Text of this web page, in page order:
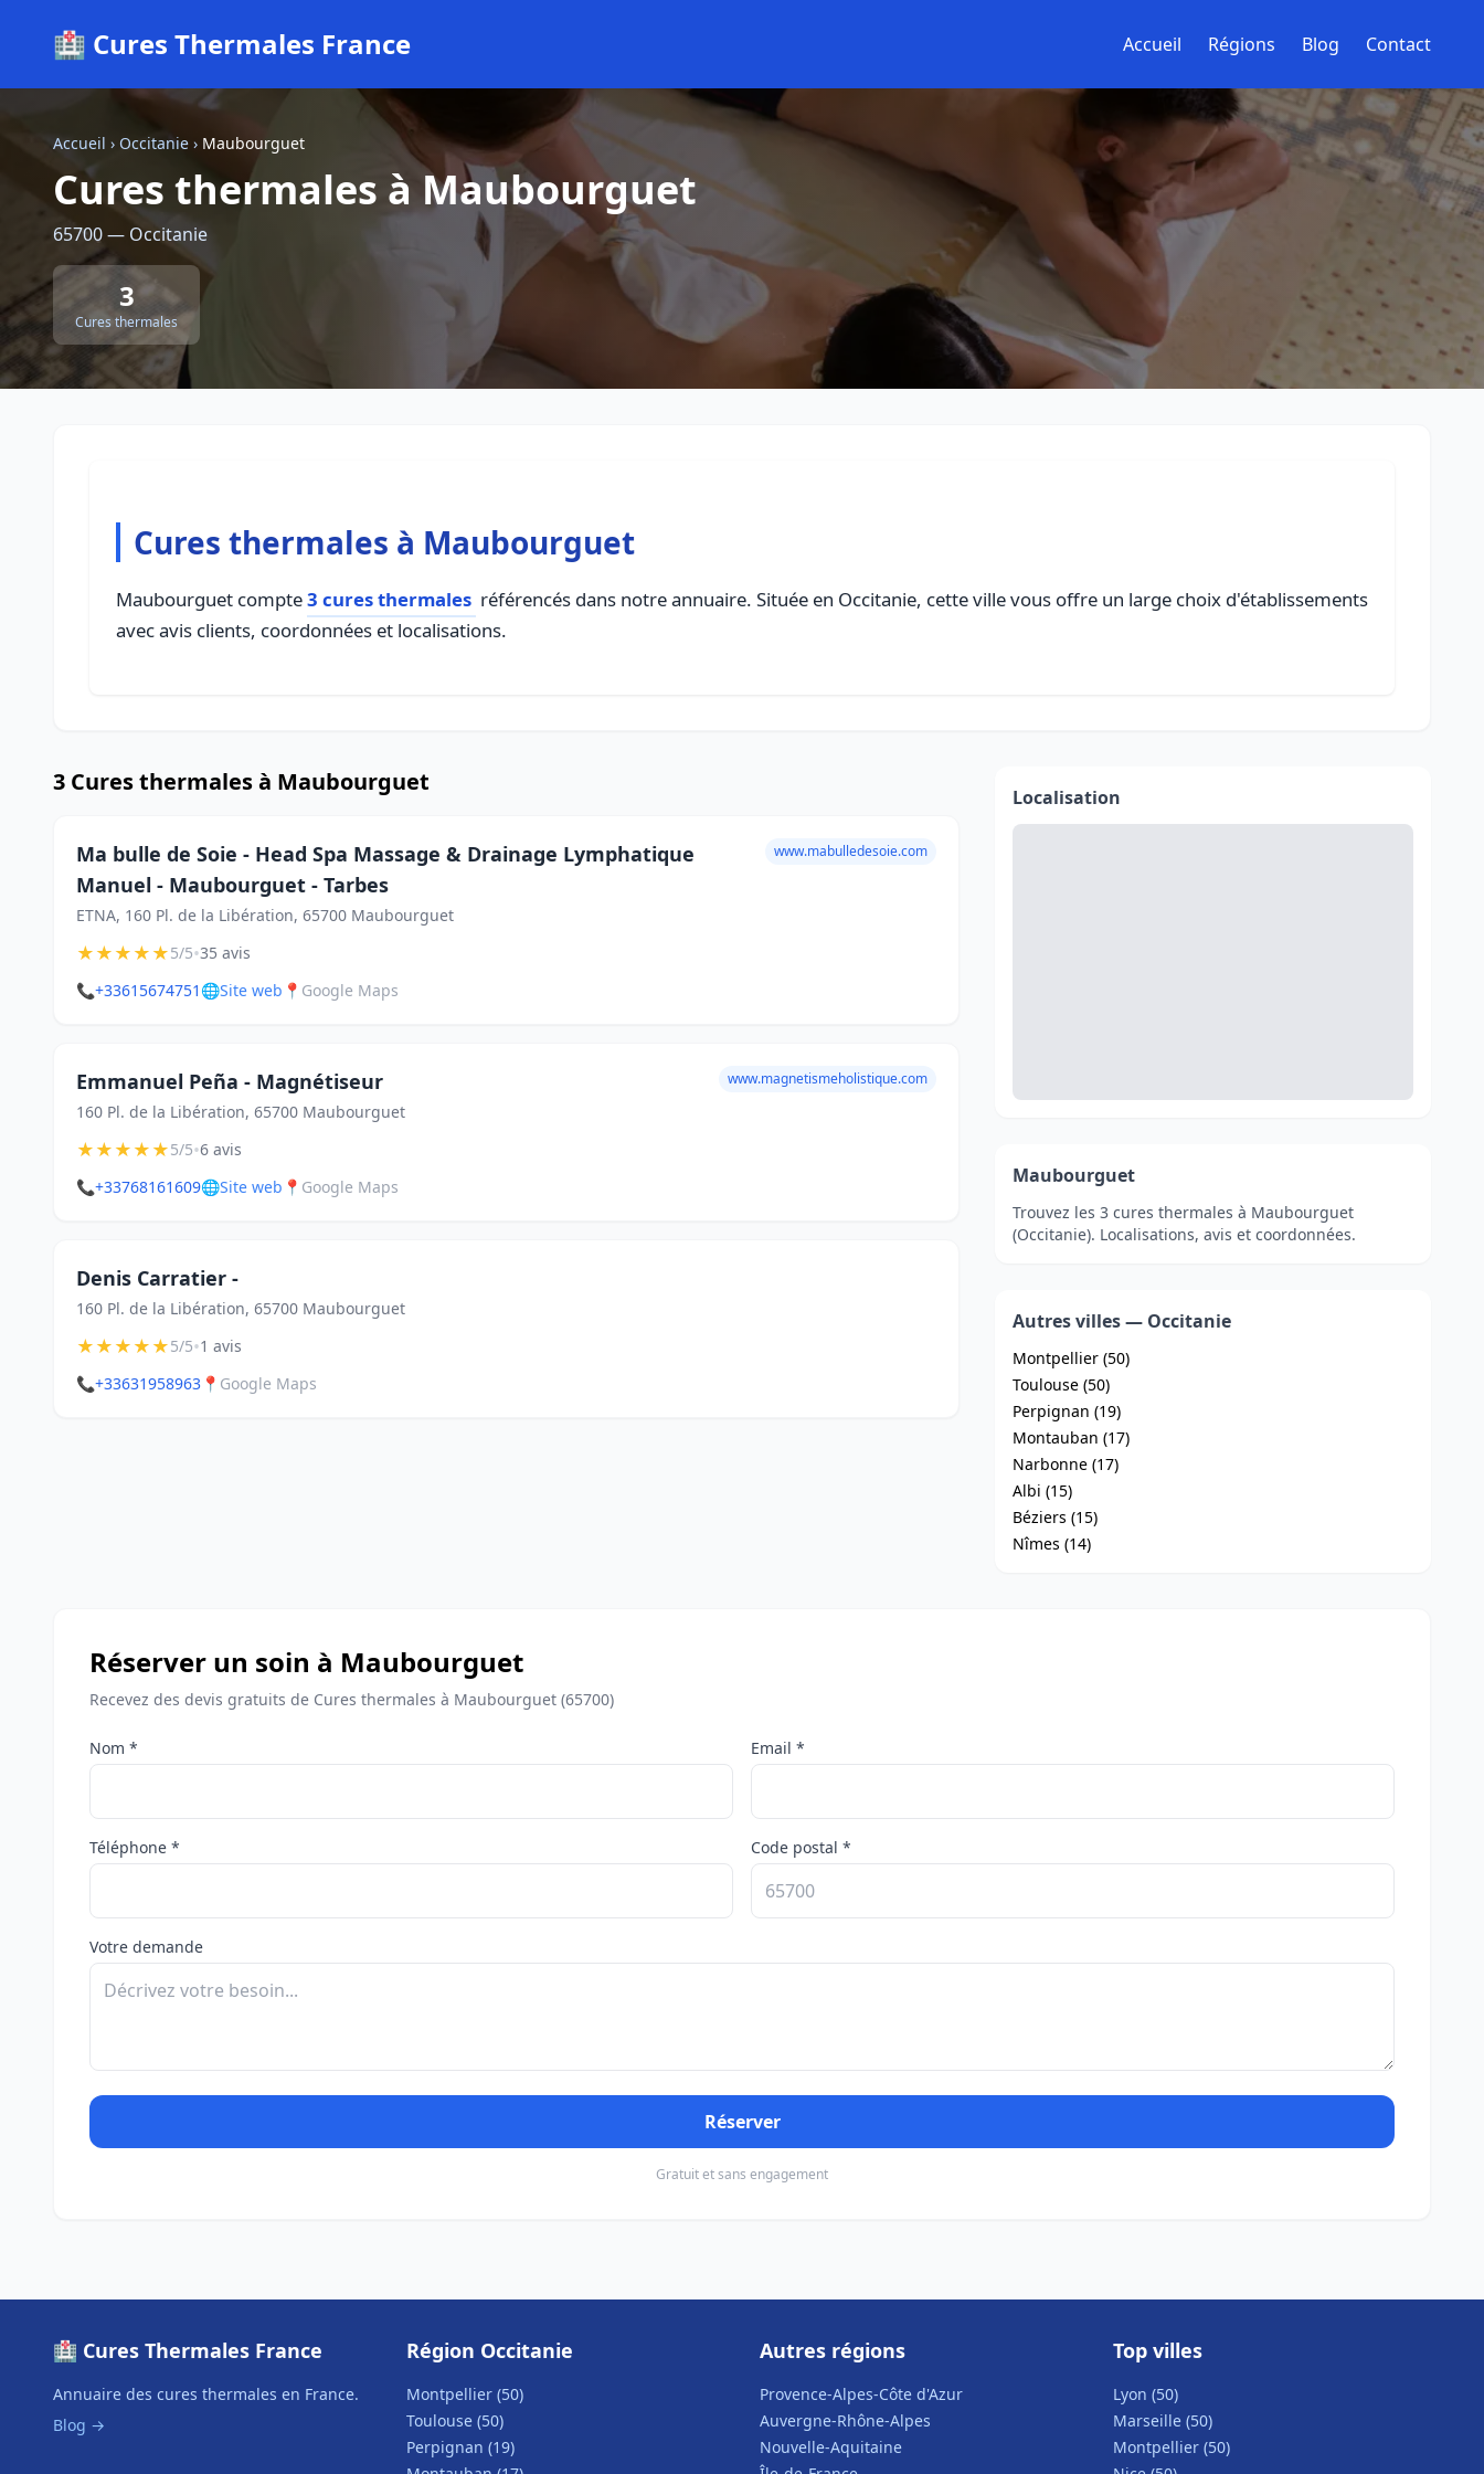
🏥 Cures Thermales France Accueil Régions Blog Contact
Accueil › Occitanie › Maubourguet
Cures thermales à Maubourguet
65700 — Occitanie
3
Cures thermales
Cures thermales à Maubourguet
Maubourguet compte3 cures thermales référencés dans notre annuaire. Située en Occitanie, cette ville vous offre un large choix d'établissements
avec avis clients, coordonnées et localisations.
3 Cures thermales à Maubourguet
Ma bulle de Soie - Head Spa Massage & Drainage Lymphatique
Manuel - Maubourguet - Tarbes
ETNA, 160 Pl. de la Libération, 65700 Maubourguet
www.mabulledesoie.com
★★★★★5/5•35 avis
📞+33615674751 🌐Site web 📍 Google Maps
Emmanuel Peña - Magnétiseur
160 Pl. de la Libération, 65700 Maubourguet
www.magnetismeholistique.com
★★★★★5/5•6 avis
📞+33768161609🌐Site web 📍 Google Maps
Denis Carratier -
160 Pl. de la Libération, 65700 Maubourguet
★★★★★5/5•1 avis
📞+33631958963 📍 Google Maps
Localisation
Maubourguet
Trouvez les 3 cures thermales à Maubourguet
(Occitanie). Localisations, avis et coordonnées.
Autres villes — Occitanie
Montpellier (50)
Toulouse (50)
Perpignan (19)
Montauban (17)
Narbonne (17)
Albi (15)
Béziers (15)
Nîmes (14)
Réserver un soin à Maubourguet
Recevez des devis gratuits de Cures thermales à Maubourguet (65700)
Nom * Email *
Téléphone * Code postal *
Votre demande
Réserver
Gratuit et sans engagement
🏥 Cures Thermales France
Annuaire des cures thermales en France.
Blog →
Région Occitanie
Montpellier (50)
Toulouse (50)
Perpignan (19)
Autres régions
Provence-Alpes-Côte d'Azur
Auvergne-Rhône-Alpes
Nouvelle-Aquitaine
Top villes
Lyon (50)
Marseille (50)
Montpellier (50)